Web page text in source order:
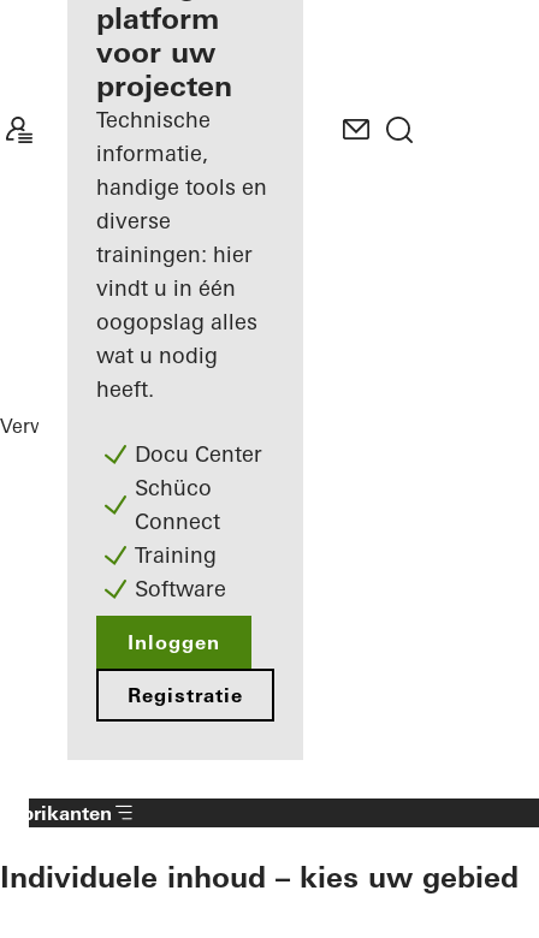
gevelfabrikant
Ontdek
Mijn
Werkplek
platform
voor uw
projecten
Technische
informatie,
handige tools en
diverse
trainingen: hier
vindt u in één
oogopslag alles
wat u nodig
heeft.
Docu Center
Schüco
Connect
Training
Software
Inloggen
Registratie
Verwerkers
Fabrikanten
Individuele inhoud – kies uw gebied